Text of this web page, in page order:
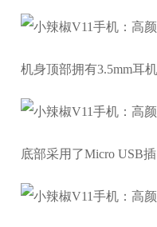
机身顶部拥有3.5mm耳
底部采用了Micro USB